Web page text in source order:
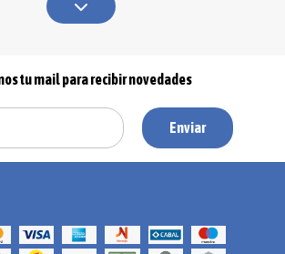
tu mail para recibir novedades
Enviar